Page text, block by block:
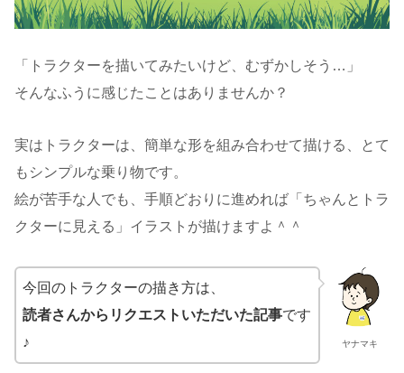
「トラクターを描いてみたいけど、むずかしそう…」
そんなふうに感じたことはありませんか？
実はトラクターは、簡単な形を組み合わせて描ける、とて
もシンプルな乗り物です。
絵が苦手な人でも、手順どおりに進めれば「ちゃんとトラ
クターに見える」イラストが描けますよ＾＾
ヤナマキ
今回のトラクターの描き方は、
読者さんからリクエストいただいた記事です
♪